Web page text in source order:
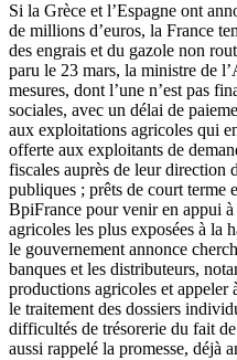
Si la Grèce et l’Espagne ont
de millions d’euros, la France
des engrais et du gazole non
paru le 23 mars, la ministre de
mesures, dont l’une n’est pas
sociales, avec un délai de
aux exploitations agricoles qui
offerte aux exploitants de
fiscales auprès de leur direction
publiques ; prêts de court terme
BpiFrance pour venir en appui
agricoles les plus exposées à la
le gouvernement annonce
banques et les distributeurs,
productions agricoles et appeler
le traitement des dossiers
difficultés de trésorerie du fait
aussi rappelé la promesse, déjà